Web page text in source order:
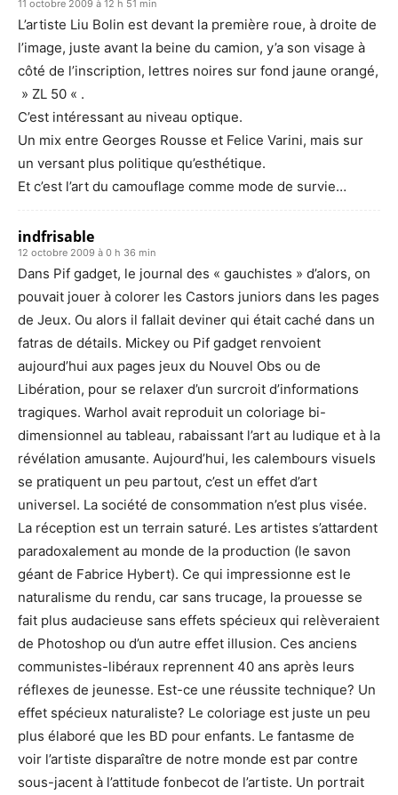
11 octobre 2009 à 12 h 51 min
L’artiste Liu Bolin est devant la première roue, à droite de
l’image, juste avant la beine du camion, y’a son visage à
côté de l’inscription, lettres noires sur fond jaune orangé,
» ZL 50 « .
C’est intéressant au niveau optique.
Un mix entre Georges Rousse et Felice Varini, mais sur
un versant plus politique qu’esthétique.
Et c’est l’art du camouflage comme mode de survie…
indfrisable
12 octobre 2009 à 0 h 36 min
Dans Pif gadget, le journal des « gauchistes » d’alors, on
pouvait jouer à colorer les Castors juniors dans les pages
de Jeux. Ou alors il fallait deviner qui était caché dans un
fatras de détails. Mickey ou Pif gadget renvoient
aujourd’hui aux pages jeux du Nouvel Obs ou de
Libération, pour se relaxer d’un surcroit d’informations
tragiques. Warhol avait reproduit un coloriage bi-
dimensionnel au tableau, rabaissant l’art au ludique et à la
révélation amusante. Aujourd’hui, les calembours visuels
se pratiquent un peu partout, c’est un effet d’art
universel. La société de consommation n’est plus visée.
La réception est un terrain saturé. Les artistes s’attardent
paradoxalement au monde de la production (le savon
géant de Fabrice Hybert). Ce qui impressionne est le
naturalisme du rendu, car sans trucage, la prouesse se
fait plus audacieuse sans effets spécieux qui relèveraient
de Photoshop ou d’un autre effet illusion. Ces anciens
communistes-libéraux reprennent 40 ans après leurs
réflexes de jeunesse. Est-ce une réussite technique? Un
effet spécieux naturaliste? Le coloriage est juste un peu
plus élaboré que les BD pour enfants. Le fantasme de
voir l’artiste disparaître de notre monde est par contre
sous-jacent à l’attitude fonbecot de l’artiste. Un portrait